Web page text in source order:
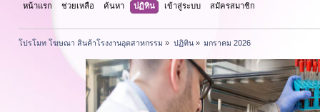
หน้าแรก ช่วยเหลือ ค้นหา ปฏิทิน เข้าสู่ระบบ สมัครสมาชิก
โปรโมท โฆษณา สินค้าโรงงานอุตสาหกรรม » ปฏิทิน» มกราคม 2026